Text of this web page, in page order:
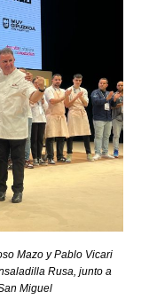
Mazo y Pablo Vicari
Rusa, junto a
Miguel